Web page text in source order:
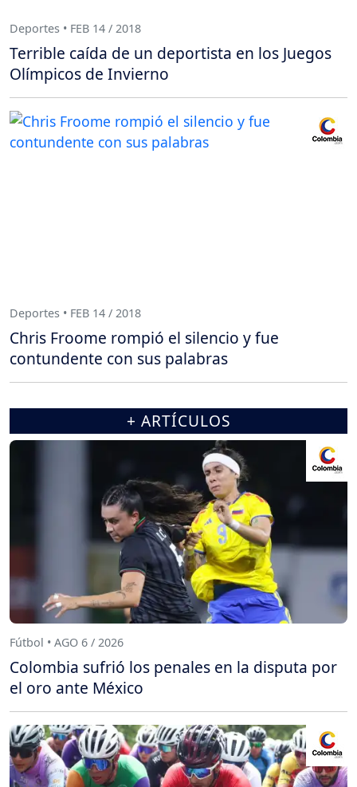
Deportes • FEB 14 / 2018
Terrible caída de un deportista en los Juegos
Olímpicos de Invierno
Deportes • FEB 14 / 2018
Chris Froome rompió el silencio y fue
contundente con sus palabras
+ ARTÍCULOS
Fútbol • AGO 6 / 2026
Colombia sufrió los penales en la disputa por
el oro ante México